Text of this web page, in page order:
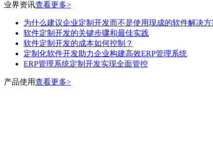
业界资讯查看更多>
为什么建议企业定制开发而不是使用现成的软件解决方
软件定制开发的关键步骤和最佳实践
软件定制开发的成本如何控制？
定制化软件开发助力企业构建高效ERP管理系统
ERP管理系统定制开发实现全面管控
产品使用查看更多>